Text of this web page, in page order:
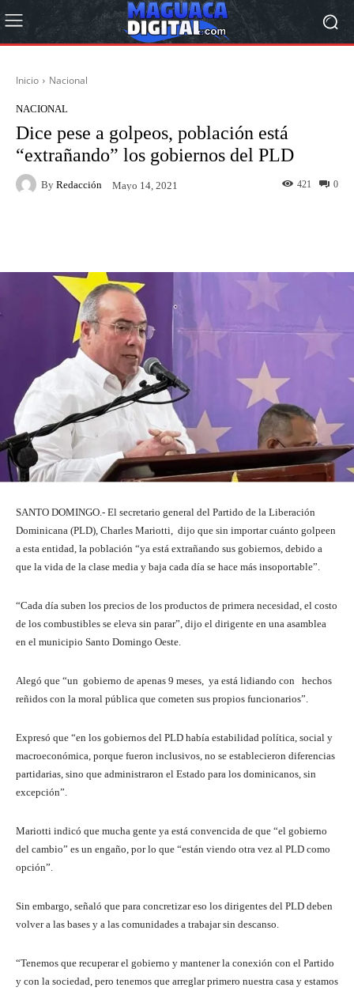
Inicio Nacional
NACIONAL
Dice pese a golpeos, población está
“extrañando” los gobiernos del PLD
By Redacción Mayo 14, 2021 0
421
SANTO DOMINGO.- El secretario general del Partido de la Liberación
Dominicana (PLD), Charles Mariotti, dijo que sin importar cuánto golpeen
a esta entidad, la población “ya está extrañando sus gobiernos, debido a
que la vida de la clase media y baja cada día se hace más insoportable”.
“Cada día suben los precios de los productos de primera necesidad, el costo
de los combustibles se eleva sin parar”, dijo el dirigente en una asamblea
en el municipio Santo Domingo Oeste.
Alegó que “un gobierno de apenas 9 meses, ya está lidiando con hechos
reñidos con la moral pública que cometen sus propios funcionarios”.
Expresó que “en los gobiernos del PLD había estabilidad política, social y
macroeconómica, porque fueron inclusivos, no se establecieron diferencias
partidarias, sino que administraron el Estado para los dominicanos, sin
excepción”.
Mariotti indicó que mucha gente ya está convencida de que “el gobierno
del cambio” es un engaño, por lo que “están viendo otra vez al PLD como
opción”.
Sin embargo, señaló que para concretizar eso los dirigentes del PLD deben
volver a las bases y a las comunidades a trabajar sin descanso.
“Tenemos que recuperar el gobierno y mantener la conexión con el Partido
y con la sociedad, pero tenemos que arreglar primero nuestra casa y estamos